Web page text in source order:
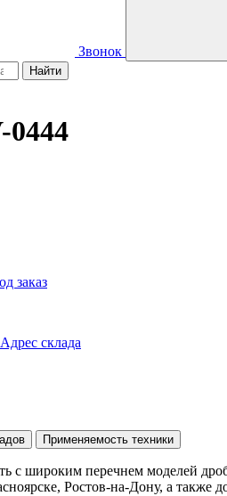
Звонок
0444
заказ
Адрес склада
Применяемость техники
с широким перечнем моделей
Ростов-на-Дону, а также